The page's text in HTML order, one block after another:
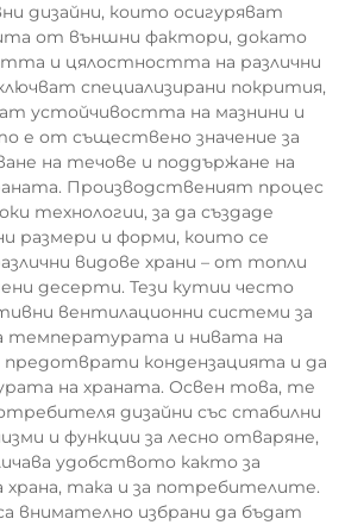
дизайни, които осигуряват
от външни фактори, докато
и цялостността на различни
специализирани покрития,
устойчивостта на мазнини и
е от съществено значение за
на течове и поддържане на
Производственият процес
технологии, за да създаде
размери и форми, които се
видове храни – от топли
десерти. Тези кутии често
вентилационни системи за
температурата и нивата на
предотврати кондензацията и да
на храната. Освен това, те
дизайни със стабилни
и функции за лесно отваряне,
удобството както за
така и за потребителите.
внимателно избрани да бъдат